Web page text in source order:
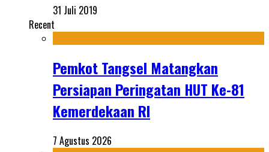
31 Juli 2019
Recent
Pemkot Tangsel Matangkan
Persiapan Peringatan HUT Ke-81
Kemerdekaan RI
7 Agustus 2026